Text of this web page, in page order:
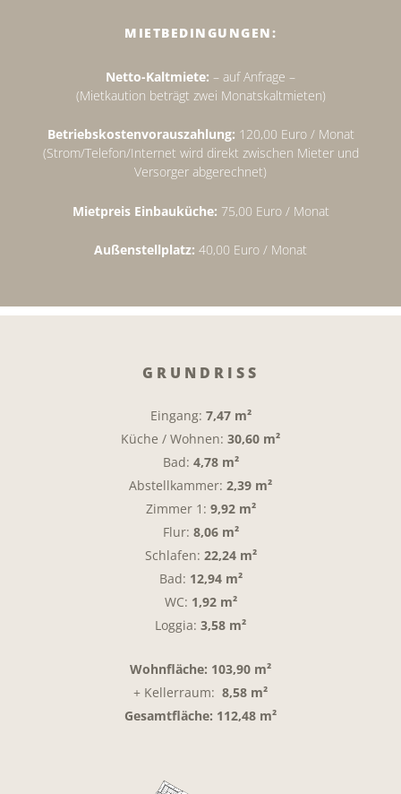
MIETBEDINGUNGEN:
Netto-Kaltmiete: – auf Anfrage –
(Mietkaution beträgt zwei Monatskaltmieten)
Betriebskostenvorauszahlung: 120,00 Euro / Monat
(Strom/Telefon/Internet wird direkt zwischen Mieter und
Versorger abgerechnet)
Mietpreis Einbauküche: 75,00 Euro / Monat
Außenstellplatz: 40,00 Euro / Monat
GRUNDRISS
Eingang: 7,47 m²
Küche / Wohnen: 30,60 m²
Bad: 4,78 m²
Abstellkammer: 2,39 m²
Zimmer 1: 9,92 m²
Flur: 8,06 m²
Schlafen: 22,24 m²
Bad: 12,94 m²
WC: 1,92 m²
Loggia: 3,58 m²
Wohnfläche: 103,90 m²
+ Kellerraum: 8,58 m²
Gesamtfläche: 112,48 m²